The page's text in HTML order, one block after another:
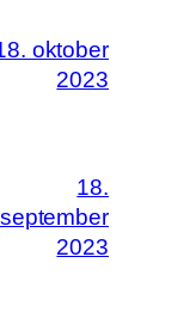
oktober
2023
18.
september
2023